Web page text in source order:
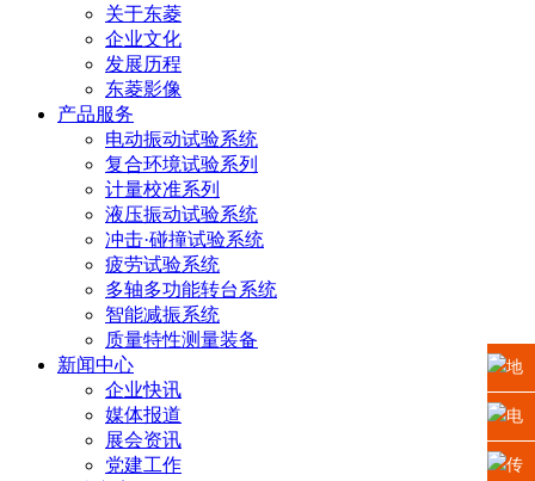
关于东菱
企业文化
发展历程
东菱影像
产品服务
电动振动试验系统
复合环境试验系列
计量校准系列
液压振动试验系统
冲击·碰撞试验系统
疲劳试验系统
多轴多功能转台系统
智能减振系统
质量特性测量装备
新闻中心
企业快讯
媒体报道
展会资讯
党建工作
地
址：
江苏
电
话：
传